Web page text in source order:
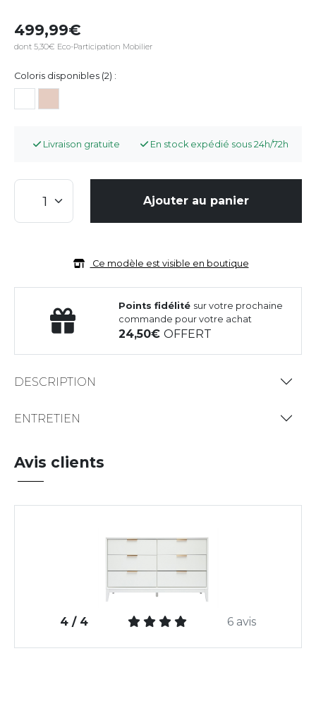
499,99
dont 5,30€ Eco-Participation Mobilier
Coloris disponibles (2) :
Livraison gratuite En stock expédié sous 24h/72h
Ajouter au panier
Ce modèle est visible en boutique
Points fidélité sur votre prochaine
commande pour votre achat
24,50OFFERT
DESCRIPTION
ENTRETIEN
Avis clients
4 / 4 6 avis